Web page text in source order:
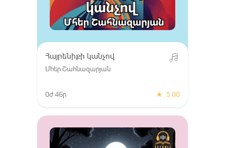
Հայրենիքի կանչով
Մհեր Շահնազարյան
0ժ 46ր ★ 5.00